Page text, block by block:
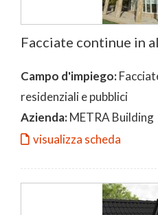
Facciate continue in
Campo d'impiego:
residenziali e pubblici
Azienda:METRA Building
visualizza scheda